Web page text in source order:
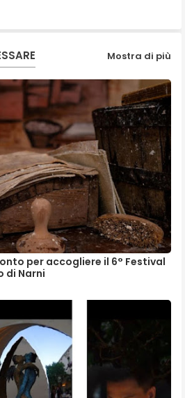
Mostra di più
per accogliere il 6° Festival
di Narni